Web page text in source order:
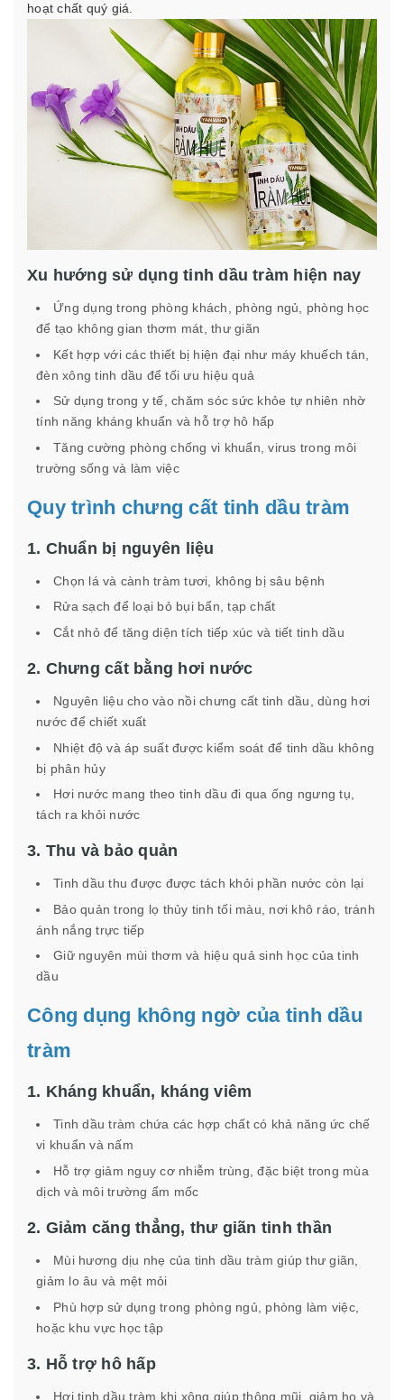
hoạt chất quý giá.
Xu hướng sử dụng tinh dầu tràm hiện nay
Ứng dụng trong phòng khách, phòng ngủ, phòng học
để tạo không gian thơm mát, thư giãn
Kết hợp với các thiết bị hiện đại như máy khuếch tán,
đèn xông tinh dầu để tối ưu hiệu quả
Sử dụng trong y tế, chăm sóc sức khỏe tự nhiên nhờ
tính năng kháng khuẩn và hỗ trợ hô hấp
Tăng cường phòng chống vi khuẩn, virus trong môi
trường sống và làm việc
Quy trình chưng cất tinh dầu tràm
1. Chuẩn bị nguyên liệu
Chọn lá và cành tràm tươi, không bị sâu bệnh
Rửa sạch để loại bỏ bụi bẩn, tạp chất
Cắt nhỏ để tăng diện tích tiếp xúc và tiết tinh dầu
2. Chưng cất bằng hơi nước
Nguyên liệu cho vào nồi chưng cất tinh dầu, dùng hơi
nước để chiết xuất
Nhiệt độ và áp suất được kiểm soát để tinh dầu không
bị phân hủy
Hơi nước mang theo tinh dầu đi qua ống ngưng tụ,
tách ra khỏi nước
3. Thu và bảo quản
Tinh dầu thu được được tách khỏi phần nước còn lại
Bảo quản trong lọ thủy tinh tối màu, nơi khô ráo, tránh
ánh nắng trực tiếp
Giữ nguyên mùi thơm và hiệu quả sinh học của tinh
dầu
Công dụng không ngờ của tinh dầu
tràm
1. Kháng khuẩn, kháng viêm
Tinh dầu tràm chứa các hợp chất có khả năng ức chế
vi khuẩn và nấm
Hỗ trợ giảm nguy cơ nhiễm trùng, đặc biệt trong mùa
dịch và môi trường ẩm mốc
2. Giảm căng thẳng, thư giãn tinh thần
Mùi hương dịu nhẹ của tinh dầu tràm giúp thư giãn,
giảm lo âu và mệt mỏi
Phù hợp sử dụng trong phòng ngủ, phòng làm việc,
hoặc khu vực học tập
3. Hỗ trợ hô hấp
Hơi tinh dầu tràm khi xông giúp thông mũi, giảm ho và